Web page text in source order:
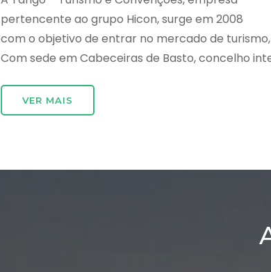
pertencente ao grupo Hicon, surge em 2008
com o objetivo de entrar no mercado de
Com sede em Cabeceiras de Basto, concelho
VER MAIS